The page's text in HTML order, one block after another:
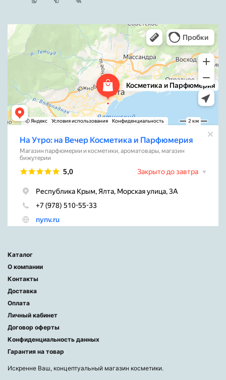
Каталог
О компании
Контакты
Доставка
Оплата
Личный кабинет
Договор оферты
Конфиденциальность данных
Гарантия на товар
Искренне Ваш, концептуальный магазин косметики.